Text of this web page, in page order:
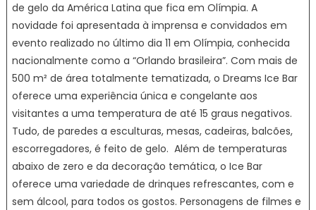
de gelo da América Latina que fica em Olímpia. A
novidade foi apresentada à imprensa e convidados em
evento realizado no último dia 11 em Olímpia, conhecida
nacionalmente como a “Orlando brasileira”. Com mais de
500 m² de área totalmente tematizada, o Dreams Ice Bar
oferece uma experiência única e congelante aos
visitantes a uma temperatura de até 15 graus negativos.
Tudo, de paredes a esculturas, mesas, cadeiras, balcões,
escorregadores, é feito de gelo. Além de temperaturas
abaixo de zero e da decoração temática, o Ice Bar
oferece uma variedade de drinques refrescantes, com e
sem álcool, para todos os gostos. Personagens de filmes e